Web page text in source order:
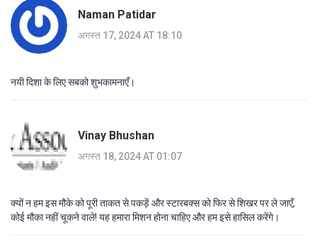
Naman Patidar
अगस्त 17, 2024 AT 18:10
नयी दिशा के लिए सबको शुभकामनाएँ।
Vinay Bhushan
अगस्त 18, 2024 AT 01:07
क्यों न हम इस मौके को पूरी ताकत से पकड़ें और स्टारबक्स को फिर से शिखर पर ले जाएँ,
कोई मौका नहीं चूकने वाले! यह हमारा मिशन होना चाहिए और हम इसे हासिल करेंगे।